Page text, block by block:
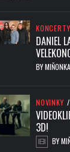
KONCERTY
DANIEL
BYMIŇONKA
NOVINKY /
3D!
BY